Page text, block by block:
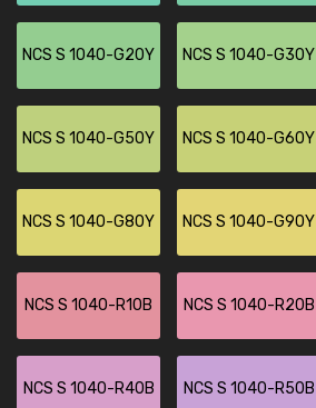
NCS S 1040-G20Y NCS S 1040-G30Y
NCS S 1040-G50Y NCS S 1040-G60Y
NCS S 1040-G80Y NCS S 1040-G90Y
NCS S 1040-R10B NCS S 1040-R20B
NCS S 1040-R40B NCS S 1040-R50B